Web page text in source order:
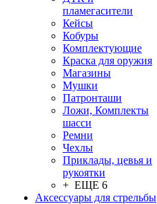
пламегасители
Кейсы
Кобуры
Комплектующие
Краска для оружия
Магазины
Мушки
Патронташи
Ложи, Комплекты
шасси
Ремни
Чехлы
Приклады, цевья и
рукоятки
+ ЕЩЕ 6
Аксессуары для стрельбы